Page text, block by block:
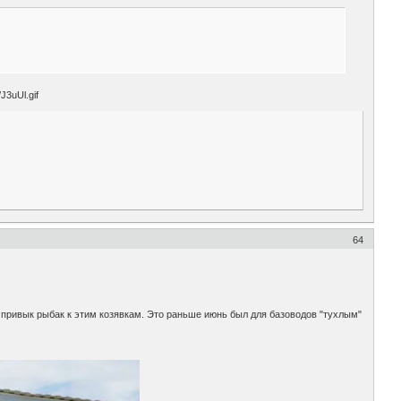
64
рыбак к этим козявкам. Это раньше июнь был для базоводов "тухлым"